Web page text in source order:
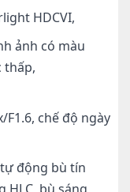
HDCVI,
ảnh có màu
thấp,
chế độ ngày
động bù tín